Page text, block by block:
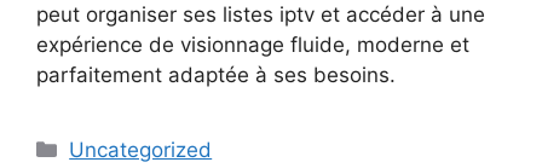
peut organiser ses listes iptv et accéder à une
expérience de visionnage fluide, moderne et
parfaitement adaptée à ses besoins.
Uncategorized